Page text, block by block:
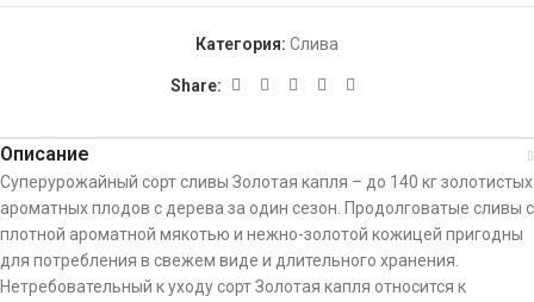
Категория: Слива
Share:
Описание
Суперурожайный сорт сливы Золотая капля – до 140 кг золотистых
ароматных плодов с дерева за один сезон. Продолговатые сливы с
плотной ароматной мякотью и нежно-золотой кожицей пригодны
для потребления в свежем виде и длительного хранения.
Нетребовательный к уходу сорт Золотая капля относится к